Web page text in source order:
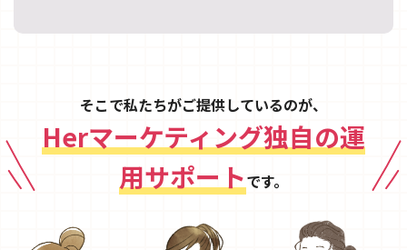
そこで私たちがご提供しているのが、
Herマーケティング独自の運
用サポートです。